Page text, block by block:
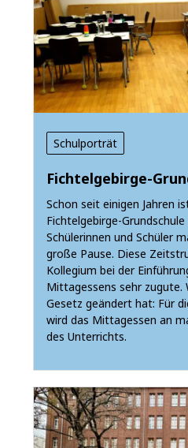
Schulporträt
Fichtelgebirge-
Schon seit einigen Jahren
Fichtelgebirge-
Schülerinnen und Schüler
große Pause. Diese
Kollegium bei der
Mittagessens sehr zugute.
Gesetz geändert hat: Für
wird das Mittagessen an
des Unterrichts.